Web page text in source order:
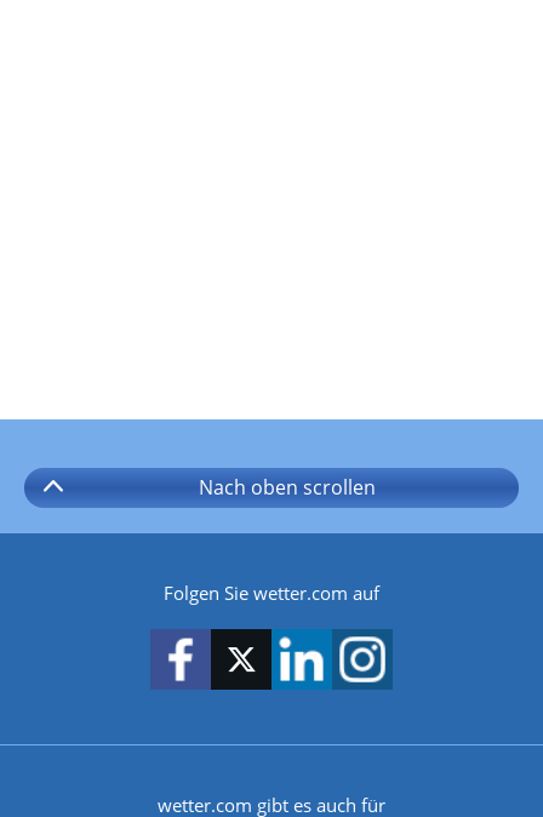
Nach oben scrollen
Folgen Sie wetter.com auf
wetter.com gibt es auch für